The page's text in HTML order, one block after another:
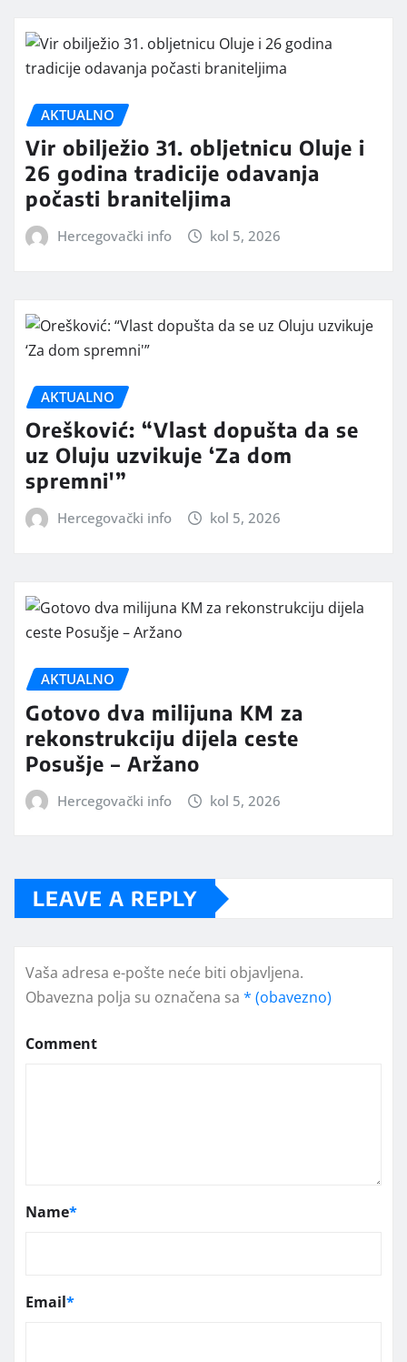
AKTUALNO
Vir obilježio 31. obljetnicu Oluje i
26 godina tradicije odavanja
počasti braniteljima
Hercegovački info kol 5, 2026
AKTUALNO
Orešković: “Vlast dopušta da se
uz Oluju uzvikuje ‘Za dom
spremni'”
Hercegovački info kol 5, 2026
AKTUALNO
Gotovo dva milijuna KM za
rekonstrukciju dijela ceste
Posušje – Aržano
Hercegovački info kol 5, 2026
LEAVE A REPLY
Vaša adresa e-pošte neće biti objavljena.
Obavezna polja su označena sa * (obavezno)
Comment
Name*
Email*